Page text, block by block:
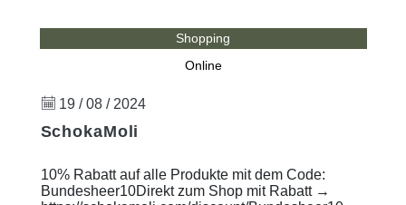
Shopping
Online
19 / 08 / 2024
SchokaMoli
10% Rabatt auf alle Produkte mit dem Code:
Bundesheer10Direkt zum Shop mit Rabatt →